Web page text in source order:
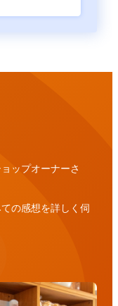
ップオーナーさ
の感想を詳しく伺